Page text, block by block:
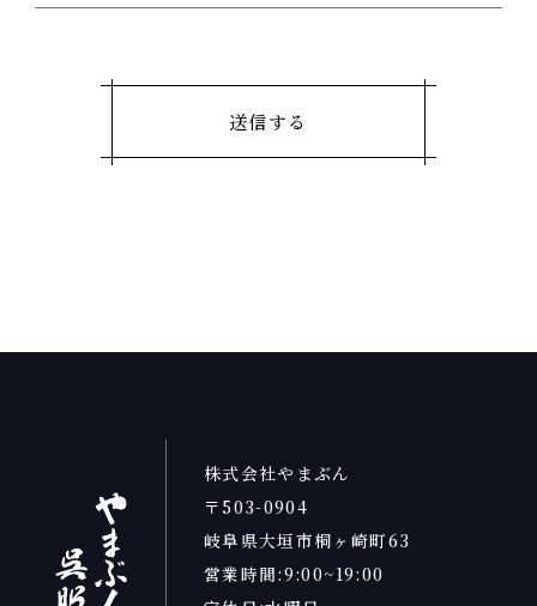
株式会社やまぶん
〒503-0904
岐阜県大垣市桐ヶ崎町63
営業時間:9:00~19:00